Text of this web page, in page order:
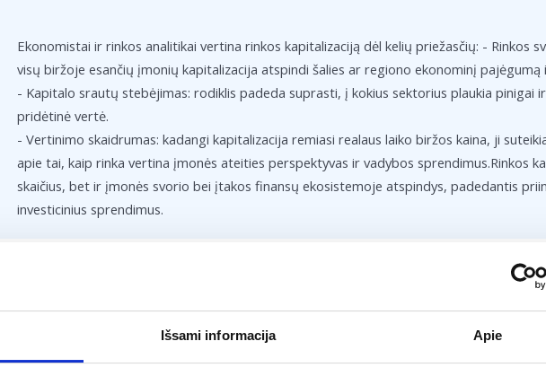
Išsami informacija Apie
Ekonomistai ir rinkos analitikai vertina rinkos kapitalizaciją dėl kelių priežasčių: - Rinkos
visų biržoje esančių įmonių kapitalizacija atspindi šalies ar regiono ekonominį
- Kapitalo srautų stebėjimas: rodiklis padeda suprasti, į kokius sektorius plaukia pinigai
pridėtinė vertė.
- Vertinimo skaidrumas: kadangi kapitalizacija remiasi realaus laiko biržos kaina, ji
apie tai, kaip rinka vertina įmonės ateities perspektyvas ir vadybos sprendimus.Rinkos
skaičius, bet ir įmonės svorio bei įtakos finansų ekosistemoje atspindys, padedantis
investicinius sprendimus.
Rinkos kapitalizacija apskaičiuojama bendrą įmonės išleistų akcijų kiekį padauginus iš
Svarbu suprasti, kad ši vertė nuolat kinta sulig kiekvienu sandoriu rinkoje, todėl ji